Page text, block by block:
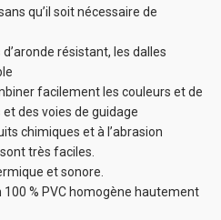
EURavec TVA
qu’il soit nécessaire de
résistant, les dalles
facilement les couleurs et de
des voies de guidage
chimiques et à l’abrasion
sont très faciles.
et sonore.
100 % PVC homogène hautement